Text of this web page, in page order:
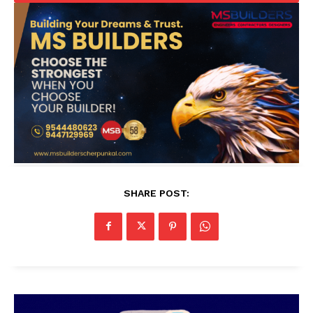
SHARE POST: